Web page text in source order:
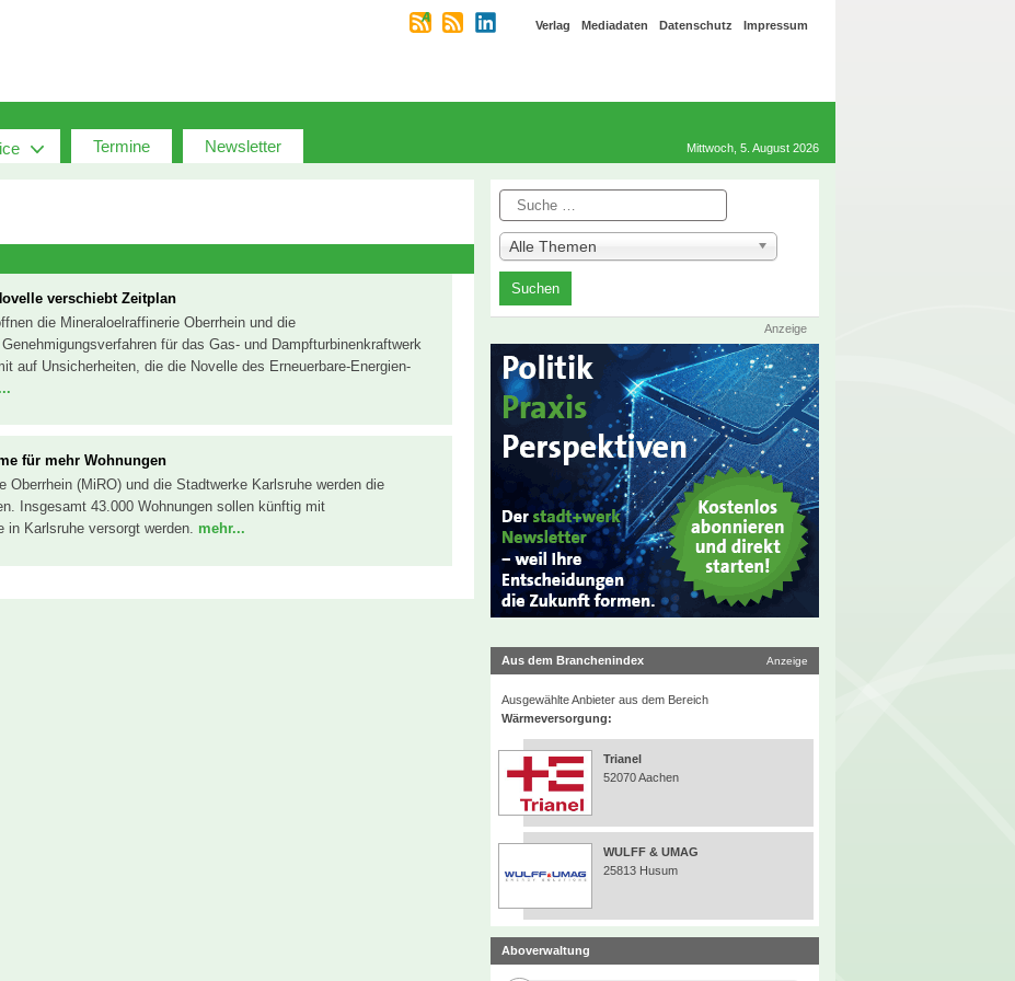
Verlag Mediadaten Datenschutz Impressum
Termine Newsletter Mittwoch, 5. August 2026
verschiebt Zeitplan
die Mineraloelraffinerie Oberrhein und die
für das Gas- und Dampfturbinenkraftwerk
auf Unsicherheiten, die die Novelle des Erneuerbare-Energien-
für mehr Wohnungen
Oberrhein (MiRO) und die Stadtwerke Karlsruhe werden die
Insgesamt 43.000 Wohnungen sollen künftig mit
in Karlsruhe versorgt werden. mehr...
Suche
Alle Themen
Anzeige
Aus dem Branchenindex Anzeige
Ausgewählte Anbieter aus dem Bereich
Wärmeversorgung:
Trianel
52070 Aachen
WULFF & UMAG
25813 Husum
Aboverwaltung